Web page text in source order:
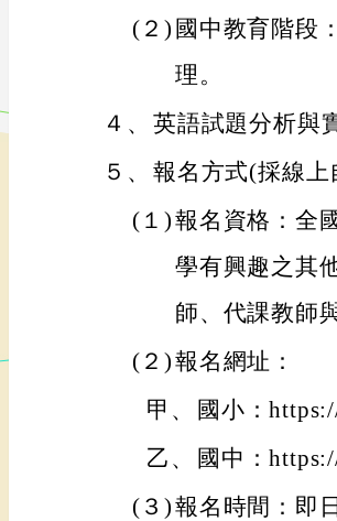
(２) 國中教育階段
理。
４、 英語試題分析與
５、 報名方式(採線上
(１)報名資格：全
學有興趣之其
師、代課教師
(２)報名網址：
甲、
國小：
乙、
國中：
(３)報名時間：即